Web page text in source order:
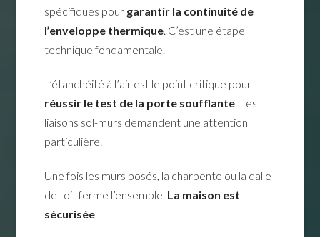
spécifiques pour garantir la continuité de
l’enveloppe thermique . C’est une étape
technique fondamentale.
L’étanchéité à l’air est le point critique pour
réussir le test de la porte soufflante . Les
liaisons sol-murs demandent une attention
particulière.
Une fois les murs posés, la charpente ou la dalle
de toit ferme l’ensemble. La maison est
sécurisée